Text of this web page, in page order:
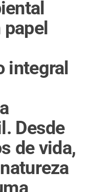
integral
Desde
de vida,